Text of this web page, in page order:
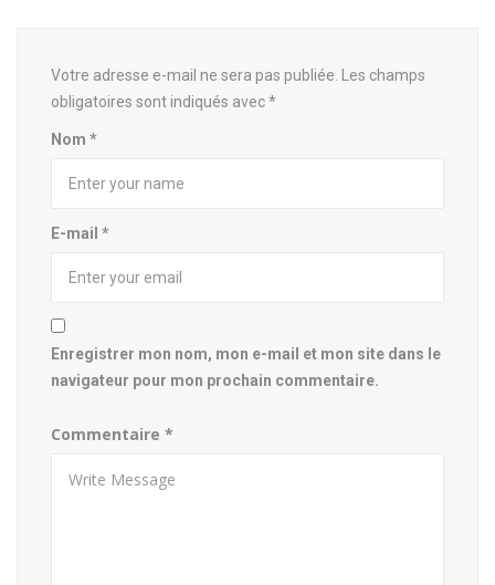
Votre adresse e-mail ne sera pas publiée.
Les champs
obligatoires sont indiqués avec*
Nom *
E-mail *
Enregistrer mon nom, mon e-mail et mon site dans le
navigateur pour mon prochain commentaire.
Commentaire *